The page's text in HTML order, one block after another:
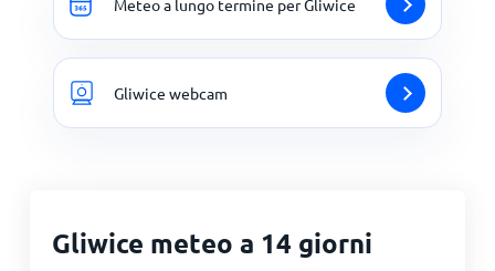
Gliwice webcam
Gliwice meteo a 14 giorni